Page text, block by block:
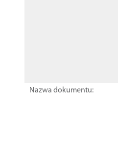
Nazwa dokumentu: